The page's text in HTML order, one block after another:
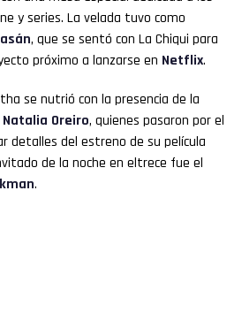
y series. La velada tuvo como
, que se sentó con La Chiqui para
próximo a lanzarse en Netflix.
se nutrió con la presencia de la
Natalia Oreiro, quienes pasaron por el
detalles del estreno de su película
de la noche en eltrece fue el
.